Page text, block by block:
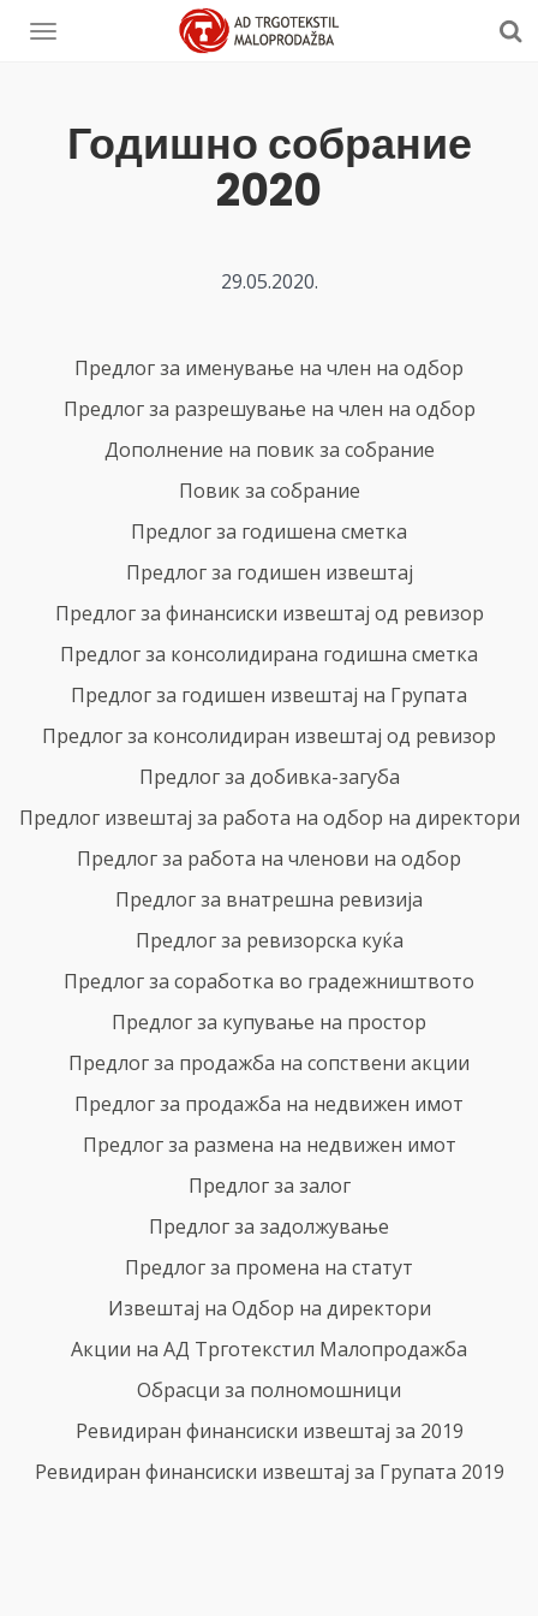
Годишно собрание
2020
29.05.2020.
Предлог за именување на член на одбор
Предлог за разрешување на член на одбор
Дополнение на повик за собрание
Повик за собрание
Предлог за годишена сметка
Предлог за годишен извештај
Предлог за финансиски извештај од ревизор
Предлог за консолидирана годишна сметка
Предлог за годишен извештај на Групата
Предлог за консолидиран извештај од ревизор
Предлог за добивка-загуба
Предлог извештај за работа на одбор на директори
Предлог за работа на членови на одбор
Предлог за внатрешна ревизија
Предлог за ревизорска куќа
Предлог за соработка во градежништвото
Предлог за купување на простор
Предлог за продажба на сопствени акции
Предлог за продажба на недвижен имот
Предлог за размена на недвижен имот
Предлог за залог
Предлог за задолжување
Предлог за промена на статут
Извештај на Одбор на директори
Акции на АД Трготекстил Малопродажба
Обрасци за полномошници
Ревидиран финансиски извештај за 2019
Ревидиран финансиски извештај за Групата 2019